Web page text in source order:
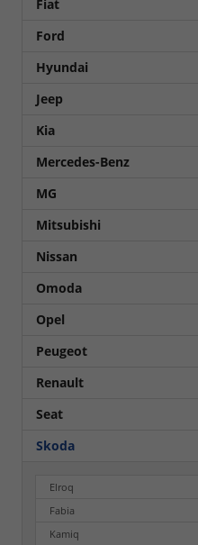
Fiat
Ford
Hyundai
Jeep
Kia
Mercedes-Benz
MG
Mitsubishi
Nissan
Omoda
Opel
Peugeot
Renault
Seat
Skoda
Elroq
Fabia
Kamiq